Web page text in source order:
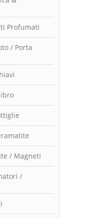
Profumati
/ Porta
/ Magneti
/